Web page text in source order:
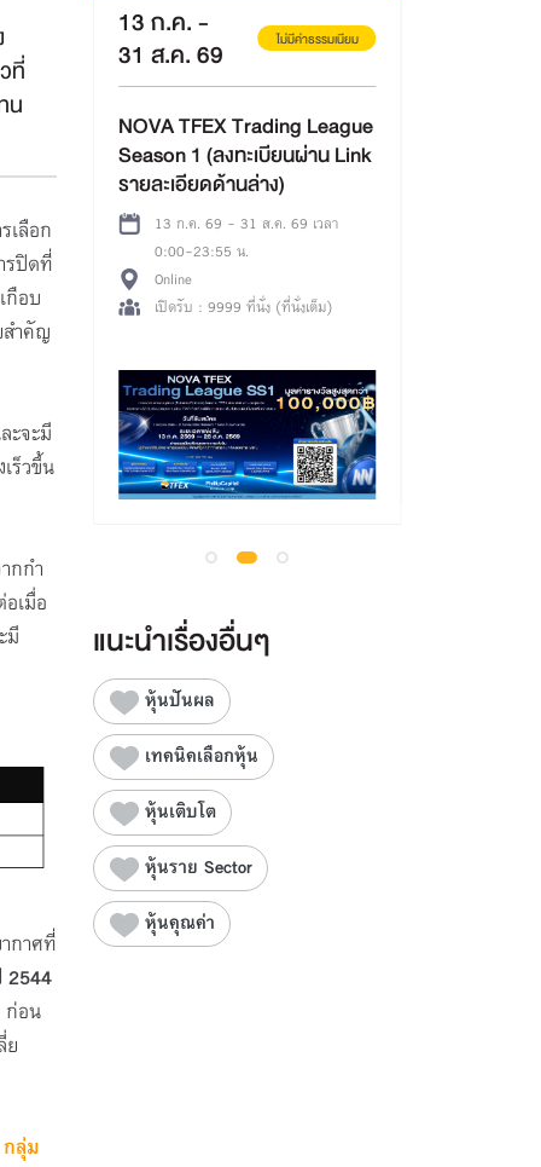
ที่
น
เลือก
รปิดที่
อบ
ำคัญ
ะจะมี
ร็วขึ้น
กกํา
เมื่อ
มี
กาศที่
2544
ก่อน
กลุ่ม
รมเนียม
ลา
ม)
8 ส.ค. 69 ไม่มีค่าธรรมเนียม
(รอบเช้า) กิจกรรม Maruey on
Board x บอร์ดเกม Wishlist
โดย Sea Thailand และ สถาบัน
บอร์ดเกมเพื่อการเรียนรู้
08 ส.ค. 69 เวลา 9:00-12:00 น.
ห้องสมุดมารวย ชั้นใต้ดิน อาคาร B
อาคารตลาดหลักทรัพย์ฯ (ข้างสถานทูต
จีน) ใกล้ MRT ศูนย์วัฒนธรรมฯ
ทางออก 3
ปิดรับลงทะเบียน
แนะนำเรื่องอื่นๆ
หุ้นปันผล
เทคนิคเลือกหุ้น
หุ้นเติบโต
หุ้นราย Sector
หุ้นคุณค่า